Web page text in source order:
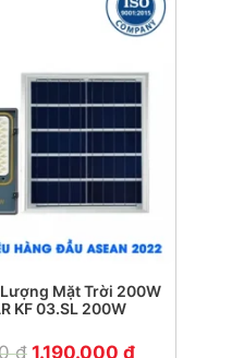
Mặt Trời 200W
KF 03.SL 200W
₫ 1.190.000 ₫